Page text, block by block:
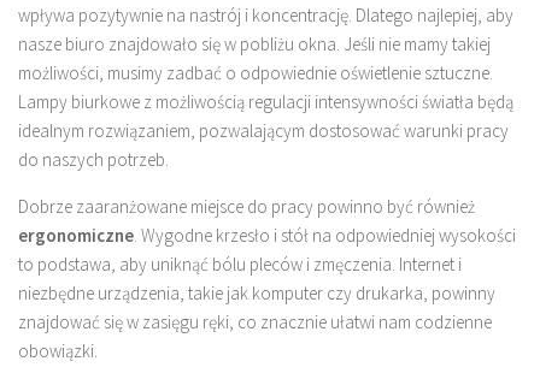
wpływa pozytywnie na nastrój i koncentrację. Dlatego najlepiej, aby
nasze biuro znajdowało się w pobliżu okna. Jeśli nie mamy takiej
możliwości, musimy zadbać o odpowiednie oświetlenie sztuczne.
Lampy biurkowe z możliwością regulacji intensywności światła będą
idealnym rozwiązaniem, pozwalającym dostosować warunki pracy
do naszych potrzeb.
Dobrze zaaranżowane miejsce do pracy powinno być również
ergonomiczne. Wygodne krzesło i stół na odpowiedniej wysokości
to podstawa, aby uniknąć bólu pleców i zmęczenia. Internet i
niezbędne urządzenia, takie jak komputer czy drukarka, powinny
znajdować się w zasięgu ręki, co znacznie ułatwi nam codzienne
obowiązki.